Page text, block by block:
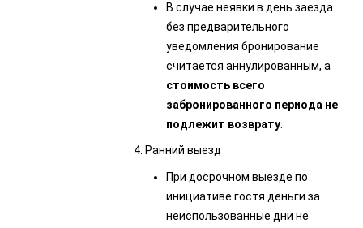
В случае неявки в день заезда
без предварительного
уведомления бронирование
считается аннулированным, а
стоимость всего
забронированного периода не
подлежит возврату
4. Ранний выезд
При досрочном выезде по
инициативе гостя деньги за
неиспользованные дни не